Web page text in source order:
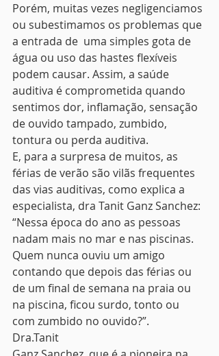
Porém, muitas vezes negligenciamos
ou subestimamos os problemas que
a entrada de  uma simples gota de
água ou uso das hastes flexíveis
podem causar. Assim, a saúde
auditiva é comprometida quando
sentimos dor, inflamação, sensação
de ouvido tampado, zumbido,
tontura ou perda auditiva.
E, para a surpresa de muitos, as
férias de verão são vilãs frequentes
das vias auditivas, como explica a
especialista, dra Tanit Ganz Sanchez:
“Nessa época do ano as pessoas
nadam mais no mar e nas piscinas.
Quem nunca ouviu um amigo
contando que depois das férias ou
de um final de semana na praia ou
na piscina, ficou surdo, tonto ou
com zumbido no ouvido?”.
Dra.Tanit